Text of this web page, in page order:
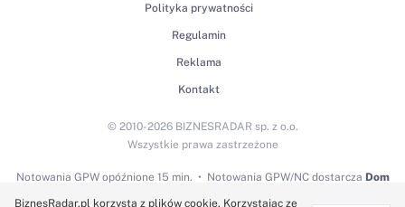
Polityka prywatności
Regulamin
Reklama
Kontakt
Notowania GPWopóźnione 15 min. Notowania GPW/NC dostarcza Dom
© 2010-2026 BIZNESRADAR sp. z o.o.
Wszystkie prawa zastrzeżone
BiznesRadar.pl korzysta z plików cookie. Korzystając ze